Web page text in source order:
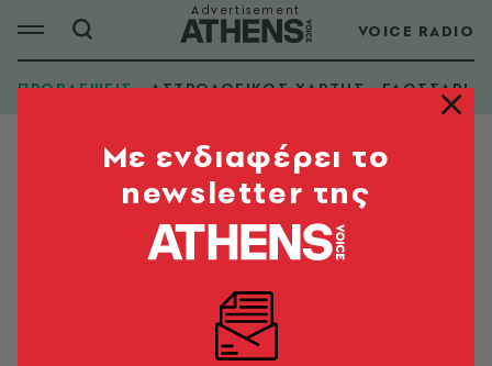
VOICE RADIO
ΠΡΟΒΛΕΨΕΙΣ ΑΣΤΡΟΛΟΓΙΚΟΣ ΧΑΡΤΗΣ ΓΛΩΣΣΑΡΙ
Mε ενδιαφέρει το
newsletter της